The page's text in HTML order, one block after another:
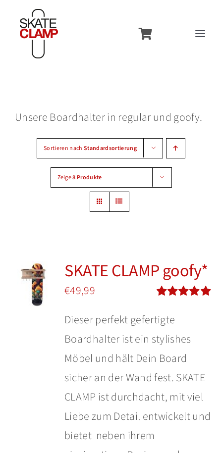
Inhalt
Usecases
Models
Contact
Accessories
Unsere Boardhalter in regular und goofy.
Sortieren nach Standardsortierung
Zeige8 Produkte
SKATE CLAMP goofy*
mit5.00
5
€49,99
Dieser perfekt gefertigte
Boardhalter ist ein stylishes
Möbel und hält Dein Board
sicher an der Wand fest. SKATE
CLAMP ist durchdacht, mit viel
Liebe zum Detail entwickelt und
bietet neben ihrem